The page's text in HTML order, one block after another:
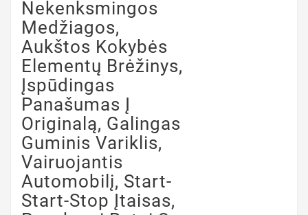
Nekenksmingos
Medžiagos,
Aukštos Kokybės
Elementų Brėžinys,
Įspūdingas
Panašumas Į
Originalą, Galingas
Guminis Variklis,
Vairuojantis
Automobilį, Start-
Start-Stop Įtaisas,